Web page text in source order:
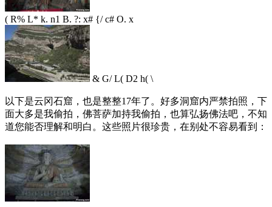
( R% L* k. n1 B. ?: x# {/ c# O. x
& G/ L( D2 h( \
以下是云冈石窟，也是整整17年了。好多洞窟内严禁拍照，下
面大多是我偷拍，佛菩萨加持我偷拍，也算弘扬佛法吧，不知
道您能否理解和明白。这些照片很珍贵，在别处不容易看到：